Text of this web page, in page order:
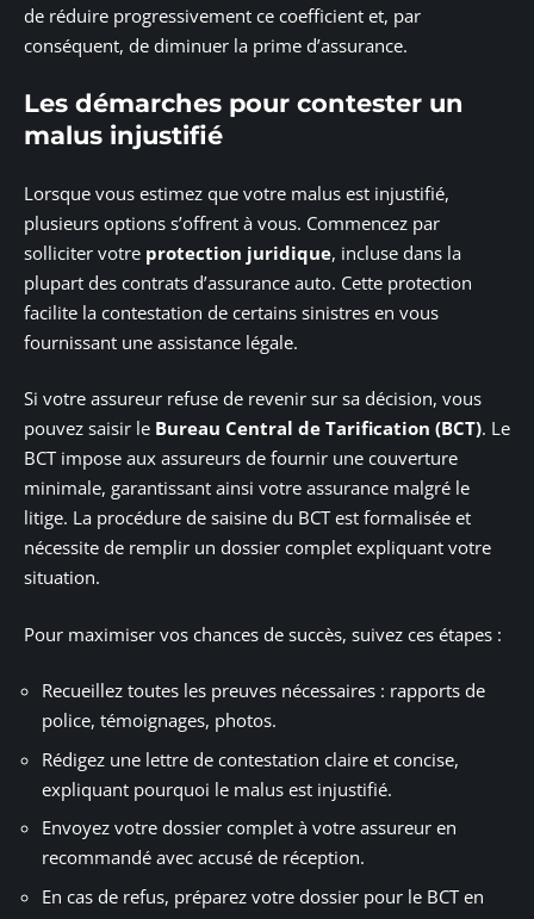
de réduire progressivement ce coefficient et, par
conséquent, de diminuer la prime d’assurance.
Les démarches pour contester un
malus injustifié
Lorsque vous estimez que votre malus est injustifié,
plusieurs options s’offrent à vous. Commencez par
solliciter votre protection juridique, incluse dans la
plupart des contrats d’assurance auto. Cette protection
facilite la contestation de certains sinistres en vous
fournissant une assistance légale.
Si votre assureur refuse de revenir sur sa décision, vous
pouvez saisir le Bureau Central de Tarification (BCT). Le
BCT impose aux assureurs de fournir une couverture
minimale, garantissant ainsi votre assurance malgré le
litige. La procédure de saisine du BCT est formalisée et
nécessite de remplir un dossier complet expliquant votre
situation.
Pour maximiser vos chances de succès, suivez ces étapes :
Recueillez toutes les preuves nécessaires : rapports de
police, témoignages, photos.
Rédigez une lettre de contestation claire et concise,
expliquant pourquoi le malus est injustifié.
Envoyez votre dossier complet à votre assureur en
recommandé avec accusé de réception.
En cas de refus, préparez votre dossier pour le BCT en